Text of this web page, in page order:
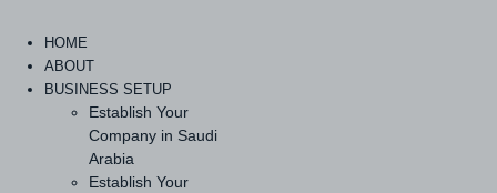
HOME
ABOUT
BUSINESS SETUP
Establish Your
Company in Saudi
Arabia
Establish Your